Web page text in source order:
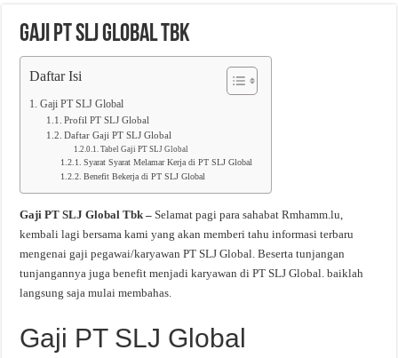
Gaji PT SLJ Global Tbk
Daftar Isi
Gaji PT SLJ Global
Profil PT SLJ Global
Daftar Gaji PT SLJ Global
Tabel Gaji PT SLJ Global
Syarat Syarat Melamar Kerja di PT SLJ Global
Benefit Bekerja di PT SLJ Global
Gaji PT SLJ Global Tbk –Selamat pagi para sahabat Rmhamm.lu,
kembali lagi bersama kami yang akan memberi tahu informasi terbaru
mengenai gaji pegawai/karyawan PT SLJ Global. Beserta tunjangan
tunjangannya juga benefit menjadi karyawan di PT SLJ Global. baiklah
langsung saja mulai membahas.
Gaji PT SLJ Global